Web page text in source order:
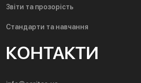
Звіти та прозорість
Стандарти та навчання
КОНТАКТИ